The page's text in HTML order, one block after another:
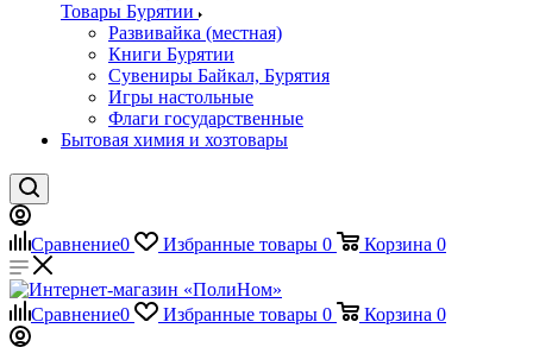
Товары Бурятии
Развивайка (местная)
Книги Бурятии
Сувениры Байкал, Бурятия
Игры настольные
Флаги государственные
Бытовая химия и хозтовары
Сравнение0 Избранные товары 0 Корзина 0
Сравнение0 Избранные товары 0 Корзина 0